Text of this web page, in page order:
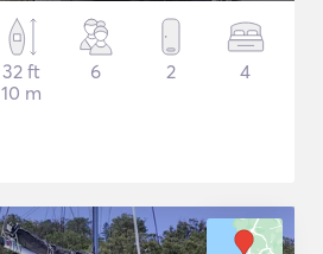
32 ft
10 m
6 2 4